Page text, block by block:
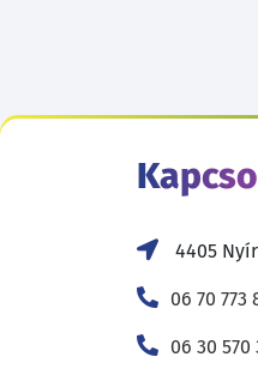
4405
06 70 773
06 30 570